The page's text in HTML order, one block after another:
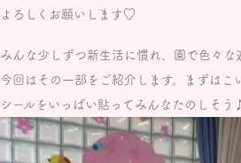
よろしくお願いします♡
みんな少しずつ新生活に慣れ、園で色々な
今回はその一部をご紹介します。まずはこ
シールをいっぱい貼ってみんなたのしそう